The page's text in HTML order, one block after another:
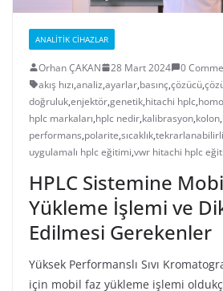
ANALITIK CIHAZLAR
Orhan ÇAKAN 28 Mart 2024
0
akış hızı,analiz,ayarlar,basınç,çözücü,
doğruluk,enjektör,genetik,hitachi hplc,
hplc markaları,hplc nedir,kalibrasyon,kolon,
performans,polarite,sıcaklık,
uygulamalı hplc eğitimi,vwr hitachi hplc
HPLC Sistemine
Yükleme İşlemi ve
Edilmesi Gerekenler
Yüksek Performanslı Sıvı
için mobil faz yükleme işlemi